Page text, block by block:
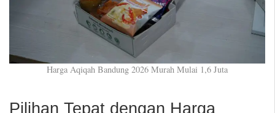
Harga Aqiqah Bandung 2026 Murah Mulai 1,6 Juta
Pilihan Tepat dengan Harga